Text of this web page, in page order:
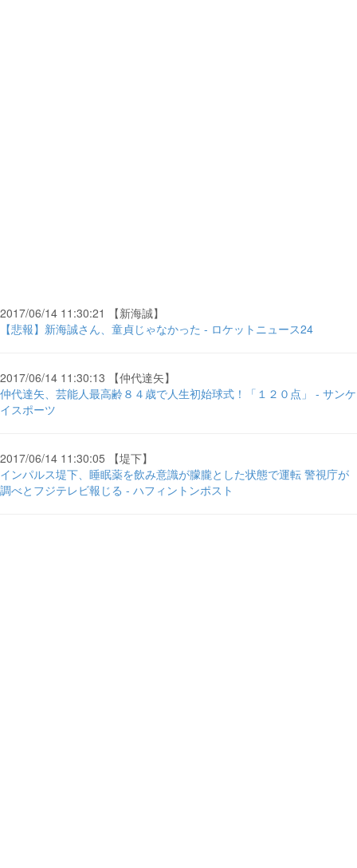
2017/06/14 11:30:21 【新海誠】
【悲報】新海誠さん、童貞じゃなかった - ロケットニュース24
2017/06/14 11:30:13 【仲代達矢】
仲代達矢、芸能人最高齢８４歳で人生初始球式！「１２０点」 - サンケ
イスポーツ
2017/06/14 11:30:05 【堤下】
インパルス堤下、睡眠薬を飲み意識が朦朧とした状態で運転 警視庁が
調べとフジテレビ報じる - ハフィントンポスト